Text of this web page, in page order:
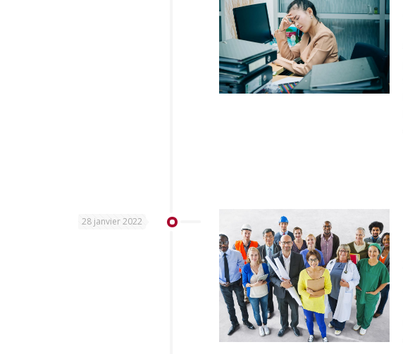
28 janvier 2022